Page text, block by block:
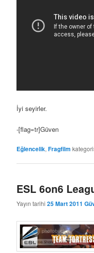
İyi seyirler.
-[flag=tr]Güven
Eğlencelik,Fragfilm
ESL 6on6
Yayın tarihi25 Mart 2011